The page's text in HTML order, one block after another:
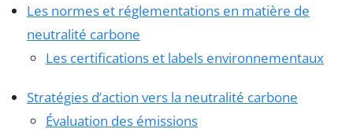
Les normes et réglementations en matière de
neutralité carbone
Les certifications et labels environnementaux
Stratégies d’action vers la neutralité carbone
Évaluation des émissions